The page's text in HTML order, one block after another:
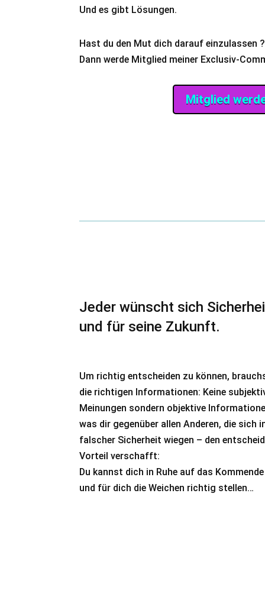
Und es gibt Lösungen.
Hast du den Mut dich darauf einzulassen ?
Dann werde Mitglied meiner Exclusiv-
Mitglied
Jeder wünscht sich
und für seine Zukunft.
Um richtig entscheiden zu können,
die richtigen Informationen: Keine
Meinungen sondern objektive
was dir gegenüber allen Anderen, die sich
falscher Sicherheit wiegen – den
Vorteil verschafft:
Du kannst dich in Ruhe auf das
und für dich die Weichen richtig stellen…